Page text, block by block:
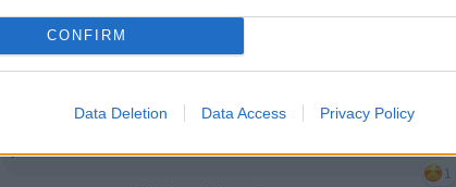
CONFIRM
Data Deletion Data Access Privacy Policy
Isabo:Latino monoporzione 😂
Isabo sul vin brule' monoporzione....spiega la
porzione intera com'è...🤔
1